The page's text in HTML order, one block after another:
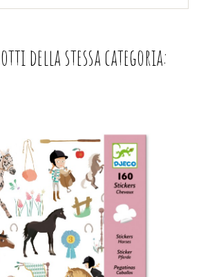
della stessa categoria: